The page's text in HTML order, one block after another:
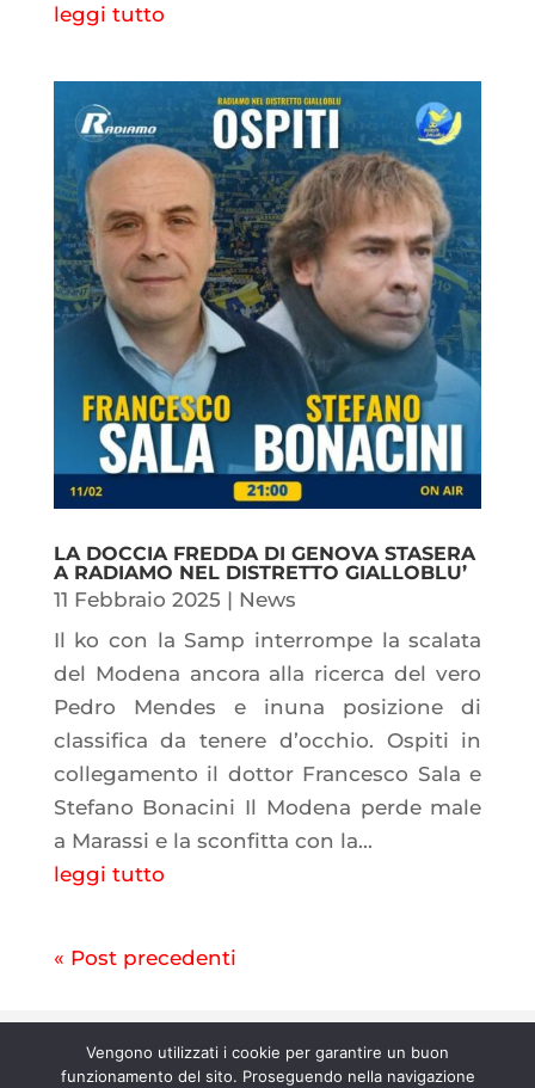
leggi tutto
LA DOCCIA FREDDA DI GENOVA STASERA
A RADIAMO NEL DISTRETTO GIALLOBLU’
11 Febbraio 2025 | News
Il ko con la Samp interrompe la scalata
del Modena ancora alla ricerca del vero
Pedro Mendes e inuna posizione di
classifica da tenere d’occhio. Ospiti in
collegamento il dottor Francesco Sala e
Stefano Bonacini Il Modena perde male
a Marassi e la sconfitta con la...
leggi tutto
« Post precedenti
n° 202500000067 |
contratto 58/5/21
Vengono utilizzati i cookie per garantire un buon
funzionamento del sito. Proseguendo nella navigazione